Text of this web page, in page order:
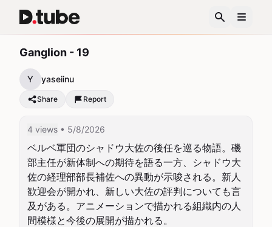
Ganglion - 19
Y yaseiinu
Share Report
4 views • 5/8/2026
ベルベ軍団のシャドウ大佐の後任を巡る物語。磯
部主任が新体制への期待を語る一方、シャドウ大
佐の経理部部長補佐への異動が示唆される。新人
歓迎会が開かれ、新しい大佐の評判についても言
及がある。アニメーションで描かれる組織内の人
間模様と今後の展開が描かれる。